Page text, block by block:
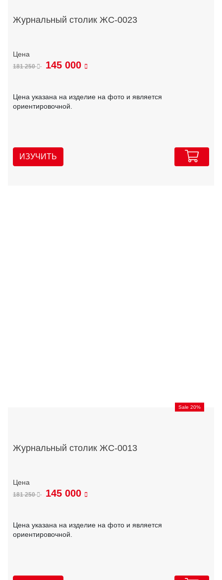
Журнальный столик ЖС-0023
181 250 145 000
Цена указана на изделие на фото и является
ориентировочной.
ИЗУЧИТЬ
Sale 20%
Журнальный столик ЖС-0013
181 250 145 000
Цена указана на изделие на фото и является
ориентировочной.